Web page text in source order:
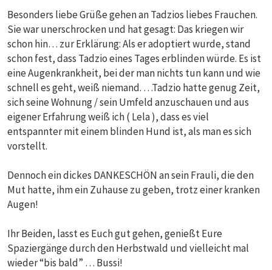
Besonders liebe Grüße gehen an Tadzios liebes Frauchen.
Sie war unerschrocken und hat gesagt: Das kriegen wir
schon hin… zur Erklärung: Als er adoptiert wurde, stand
schon fest, dass Tadzio eines Tages erblinden würde. Es ist
eine Augenkrankheit, bei der man nichts tun kann und wie
schnell es geht, weiß niemand. …Tadzio hatte genug Zeit,
sich seine Wohnung / sein Umfeld anzuschauen und aus
eigener Erfahrung weiß ich ( Lela ), dass es viel
entspannter mit einem blinden Hund ist, als man es sich
vorstellt.
Dennoch ein dickes DANKESCHÖN an sein Frauli, die den
Mut hatte, ihm ein Zuhause zu geben, trotz einer kranken
Augen!
Ihr Beiden, lasst es Euch gut gehen, genießt Eure
Spaziergänge durch den Herbstwald und vielleicht mal
wieder “bis bald” … Bussi!